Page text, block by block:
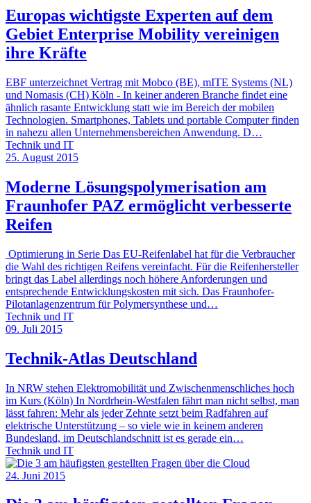
Europas wichtigste Experten auf dem
Gebiet Enterprise Mobility vereinigen
ihre Kräfte
EBF unterzeichnet Vertrag mit Mobco (BE), mITE Systems (NL)
und Nomasis (CH) Köln - In keiner anderen Branche findet eine
ähnlich rasante Entwicklung statt wie im Bereich der mobilen
Technologien. Smartphones, Tablets und portable Computer finden
in nahezu allen Unternehmensbereichen Anwendung. D…
Technik und IT
25. August 2015
Moderne Lösungspolymerisation am
Fraunhofer PAZ ermöglicht verbesserte
Reifen
Optimierung in Serie Das EU-Reifenlabel hat für die Verbraucher
die Wahl des richtigen Reifens vereinfacht. Für die Reifenhersteller
bringt das Label allerdings noch höhere Anforderungen und
entsprechende Entwicklungskosten mit sich. Das Fraunhofer-
Pilotanlagenzentrum für Polymersynthese und…
Technik und IT
09. Juli 2015
Technik-Atlas Deutschland
In NRW stehen Elektromobilität und Zwischenmenschliches hoch
im Kurs (Köln) In Nordrhein-Westfalen fährt man nicht selbst, man
lässt fahren: Mehr als jeder Zehnte setzt beim Radfahren auf
elektrische Unterstützung – so viele wie in keinem anderen
Bundesland, im Deutschlandschnitt ist es gerade ein…
Technik und IT
24. Juni 2015